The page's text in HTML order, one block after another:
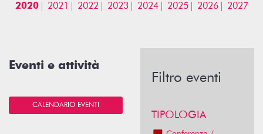
2020
2021 2022 2023 2024 2025 2026 2027
Eventi e attività
CALENDARIO EVENTI
Filtro eventi
TIPOLOGIA